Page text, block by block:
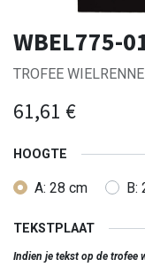
WBEL775-
TROFEE
61,61 €
HOOGTE
A: 28 cm B:
TEKSTPLAAT
Indien je tekst op de trofee